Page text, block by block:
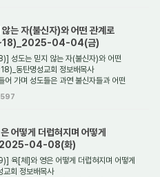
는 자(불신자)와 어떤 관계로
04-04(금)
성도는 믿지 않는 자(불신자)와 어떤
동탄명성교회 정보배목사
며 성도들은 과연 불신자들과 어떤
597
어떻게 더럽혀지며 어떻게
04-08(화)
육[체]와 영은 어떻게 더럽혀지며 어떻게
교회 정보배목사